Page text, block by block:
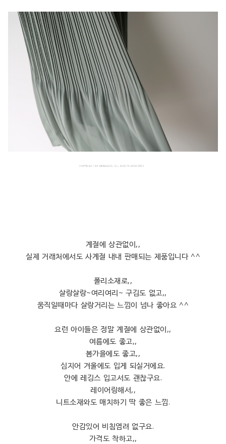
계절에 상관없이,,
실제 거래처에서도 사계절 내내 판매되는 제품입니다 ^^
폴리소재로,,
살랑살랑~여리여리~ 구김도 없고,,
움직일때마다 살랑거리는 느낌이 넘나 좋아요 ^^
요런 아이들은 정말 계절에 상관없이,,
여름에도 좋고,,
봄가을에도 좋고,,
심지어 겨울에도 입게 되실거에요.
안에 레깅스 입고서도 괜찮구요.
레이어링해서,,
니트소재와도 매치하기 딱 좋은 느낌.
안감있어 비침염려 없구요.
가격도 착하고,,